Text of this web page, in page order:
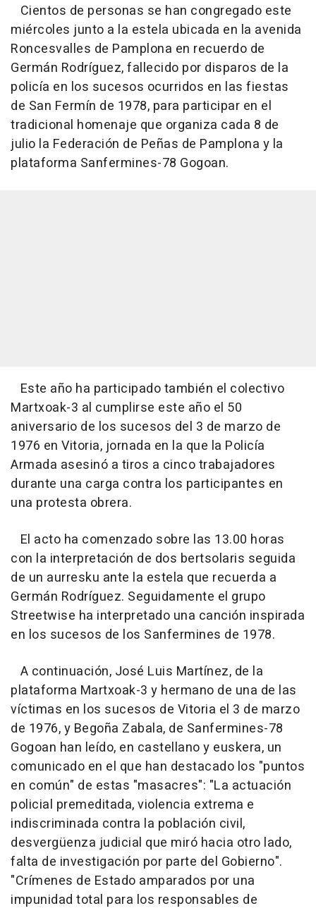
Cientos de personas se han congregado este
miércoles junto a la estela ubicada en la avenida
Roncesvalles de Pamplona en recuerdo de
Germán Rodríguez, fallecido por disparos de la
policía en los sucesos ocurridos en las fiestas
de San Fermín de 1978, para participar en el
tradicional homenaje que organiza cada 8 de
julio la Federación de Peñas de Pamplona y la
plataforma Sanfermines-78 Gogoan.
Este año ha participado también el colectivo
Martxoak-3 al cumplirse este año el 50
aniversario de los sucesos del 3 de marzo de
1976 en Vitoria, jornada en la que la Policía
Armada asesinó a tiros a cinco trabajadores
durante una carga contra los participantes en
una protesta obrera.
El acto ha comenzado sobre las 13.00 horas
con la interpretación de dos bertsolaris seguida
de un aurresku ante la estela que recuerda a
Germán Rodríguez. Seguidamente el grupo
Streetwise ha interpretado una canción inspirada
en los sucesos de los Sanfermines de 1978.
A continuación, José Luis Martínez, de la
plataforma Martxoak-3 y hermano de una de las
víctimas en los sucesos de Vitoria el 3 de marzo
de 1976, y Begoña Zabala, de Sanfermines-78
Gogoan han leído, en castellano y euskera, un
comunicado en el que han destacado los "puntos
en común" de estas "masacres": "La actuación
policial premeditada, violencia extrema e
indiscriminada contra la población civil,
desvergüenza judicial que miró hacia otro lado,
falta de investigación por parte del Gobierno".
"Crímenes de Estado amparados por una
impunidad total para los responsables de